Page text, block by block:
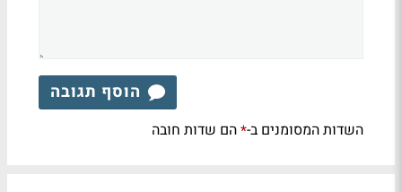
הוסף תגובה
השדות המסומנים ב-*הם שדות חובה